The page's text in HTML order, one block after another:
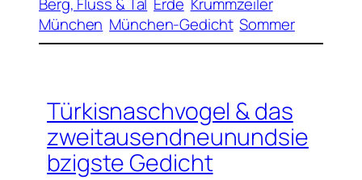
Berg, Fluss & Tal Erde Krummzeiler
München München-Gedicht Sommer
Türkisnaschvogel & das
zweitausendneunundsie
bzigste Gedicht